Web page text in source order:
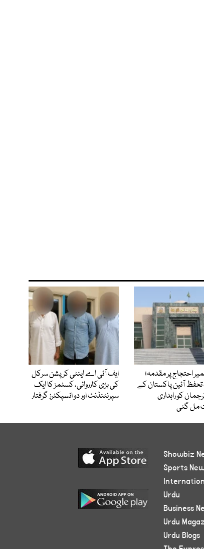
احتجاج پر مقدمہ؛
آئین پاکستان کے
کو راہداری
مل گئی
ایف آئی اے اینٹی کرپشن سرکل
کی بڑی کارروائی، کسٹمز کا ایک
سپرنٹنڈنٹ اور دو انسپکٹرز گرفتار
Showbiz
Sports
Urdu
Business
Urdu
Urdu Blogs